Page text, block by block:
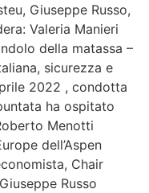
Giuseppe Russo,
Valeria Manieri
della matassa –
sicurezza e
2022 , condotta
ha ospitato
Menotti
dell’Aspen
Chair
Russo